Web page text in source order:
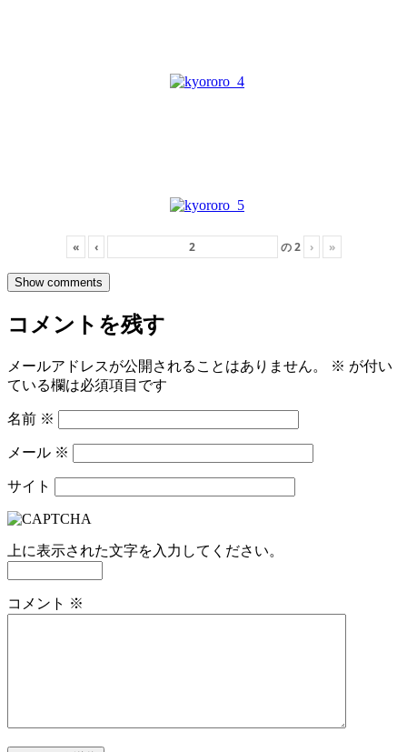
« ‹ の2 › »
Show comments
コメントを残す
メールアドレスが公開されることはありません。 ※ が付い
ている欄は必須項目です
名前 ※
メール ※
サイト
上に表示された文字を入力してください。
コメント ※